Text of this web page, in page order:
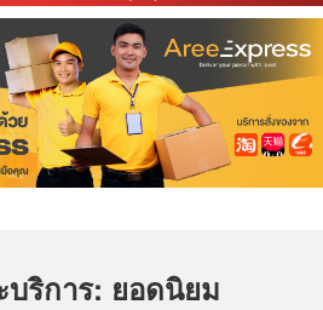
ริการ: ยอดนิยม